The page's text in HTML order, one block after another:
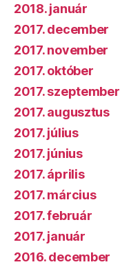
2018. január
2017. december
2017. november
2017. október
2017. szeptember
2017. augusztus
2017. július
2017. június
2017. április
2017. március
2017. február
2017. január
2016. december